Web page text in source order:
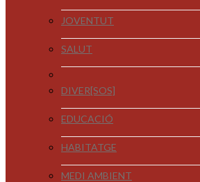
JOVENTUT
SALUT
DIVER[SOS]
EDUCACIÓ
HABITATGE
MEDI AMBIENT